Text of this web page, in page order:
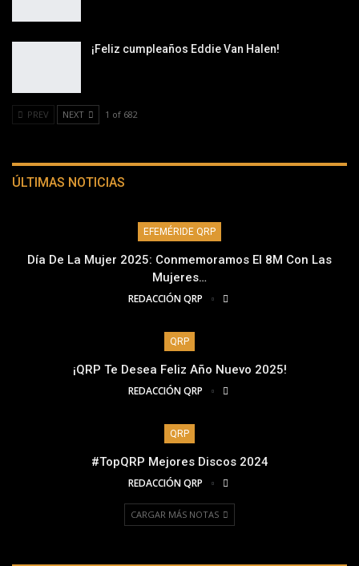
¡Feliz cumpleaños Eddie Van Halen!
PREV NEXT 1 of 682
ÚLTIMAS NOTICIAS
EFEMÉRIDE QRP
Día De La Mujer 2025: Conmemoramos El 8M Con Las
Mujeres…
REDACCIÓN QRP
QRP
¡QRP Te Desea Feliz Año Nuevo 2025!
REDACCIÓN QRP
QRP
#TopQRP Mejores Discos 2024
REDACCIÓN QRP
CARGAR MÁS NOTAS